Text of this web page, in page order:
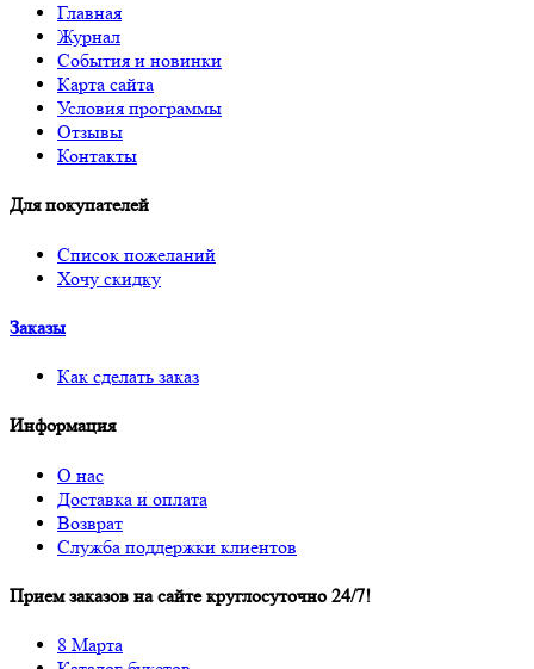
Главная
Журнал
События и новинки
Карта сайта
Условия программы
Отзывы
Контакты
Для покупателей
Список пожеланий
Хочу скидку
Заказы
Как сделать заказ
Информация
О нас
Доставка и оплата
Возврат
Служба поддержки клиентов
Прием заказов на сайте круглосуточно 24/7!
8 Марта